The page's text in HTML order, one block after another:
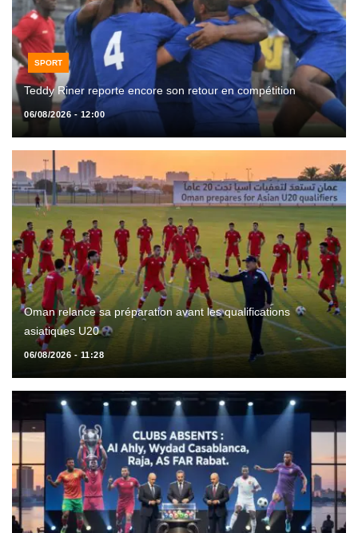
SPORT
Teddy Riner reporte encore son retour en compétition
06/08/2026 - 12:00
Oman relance sa préparation avant les qualifications
asiatiques U20
06/08/2026 - 11:28